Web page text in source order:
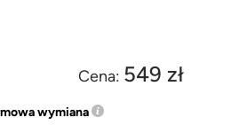
Cena: 549 zł
wymiana